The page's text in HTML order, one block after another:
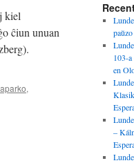
kiel
ĉiun unuan
,
paŭzo
103-
en
–